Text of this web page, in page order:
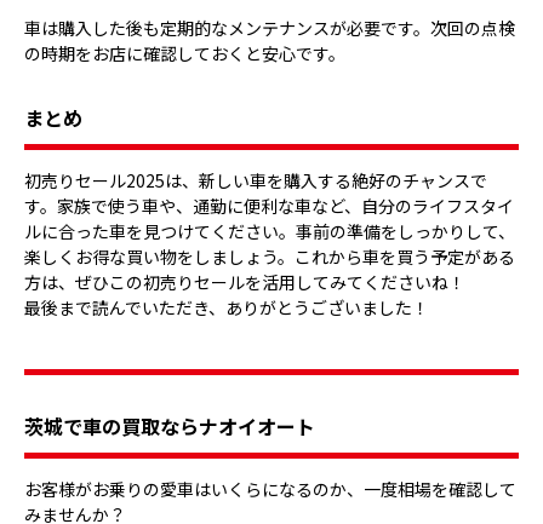
車は購入した後も定期的なメンテナンスが必要です。次回の点検
の時期をお店に確認しておくと安心です。
まとめ
初売りセール2025は、新しい車を購入する絶好のチャンスで
す。家族で使う車や、通勤に便利な車など、自分のライフスタイ
ルに合った車を見つけてください。事前の準備をしっかりして、
楽しくお得な買い物をしましょう。これから車を買う予定がある
方は、ぜひこの初売りセールを活用してみてくださいね！
最後まで読んでいただき、ありがとうございました！
茨城で車の買取ならナオイオート
お客様がお乗りの愛車はいくらになるのか、一度相場を確認して
みませんか？